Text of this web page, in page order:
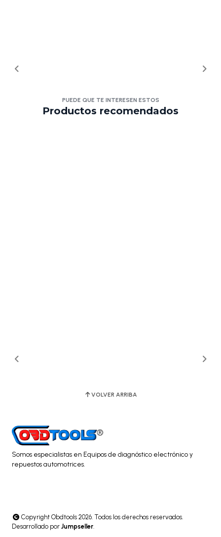
PUEDE QUE TE INTERESEN ESTOS
Productos recomendados
VOLVER ARRIBA
Somos especialistas en Equipos de diagnóstico electrónico y
repuestos automotrices.
Copyright Obdtools 2026. Todos los derechos reservados.
Desarrollado por Jumpseller